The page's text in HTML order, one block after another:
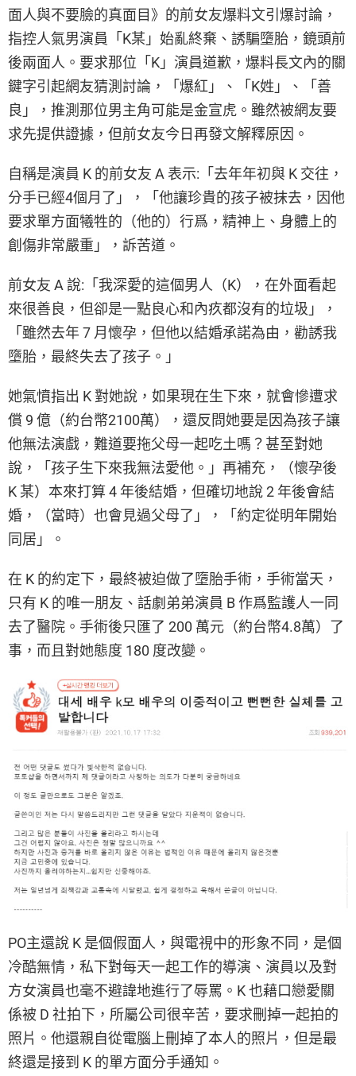
面人與不要臉的真面目》的前女友爆料文引爆討論，
指控人氣男演員「K某」始亂終棄、誘騙墮胎，鏡頭前
後兩面人。要求那位「K」演員道歉，爆料長文內的關
鍵字引起網友猜測討論，「爆紅」、「K姓」、「善
良」，推測那位男主角可能是金宣虎。雖然被網友要
求先提供證據，但前女友今日再發文解釋原因。
自稱是演員 K 的前女友 A 表示:「去年年初與 K 交往，
分手已經4個月了」，「他讓珍貴的孩子被抹去，因他
要求單方面犧牲的（他的）行爲，精神上、身體上的
創傷非常嚴重」，訴苦道。
前女友 A 說:「我深愛的這個男人（K），在外面看起
來很善良，但卻是一點良心和內疚都沒有的垃圾」，
「雖然去年 7 月懷孕，但他以結婚承諾為由，勸誘我
墮胎，最終失去了孩子。」
她氣憤指出 K 對她說，如果現在生下來，就會慘遭求
償 9 億（約台幣2100萬），還反問她要是因為孩子讓
他無法演戲，難道要拖父母一起吃土嗎？甚至對她
說，「孩子生下來我無法愛他。」再補充，（懷孕後
K 某）本來打算 4 年後結婚，但確切地說 2 年後會結
婚，（當時）也會見過父母了」，「約定從明年開始
同居」。
在 K 的約定下，最終被迫做了墮胎手術，手術當天，
只有 K 的唯一朋友、話劇弟弟演員 B 作爲監護人一同
去了醫院。手術後只匯了 200 萬元（約台幣4.8萬）了
事，而且對她態度 180 度改變。
PO主還說 K 是個假面人，與電視中的形象不同，是個
冷酷無情，私下對每天一起工作的導演、演員以及對
方女演員也毫不避諱地進行了辱罵。K 也藉口戀愛關
係被 D 社拍下，所屬公司很辛苦，要求刪掉一起拍的
照片。他還親自從電腦上刪掉了本人的照片，但是最
終還是接到 K 的單方面分手通知。